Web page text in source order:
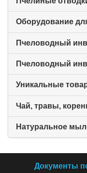
Оборудование
Пчеловодный
Уникальные
Чай, травы,
Натуральное
Документы